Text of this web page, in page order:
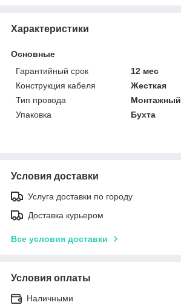
Характеристики
Основные
Гарантийный срок
12 мес
Конструкция кабеля
Жесткая
Тип провода
Монтажный
Упаковка
Бухта
Условия доставки
Услуга доставки по городу
Доставка курьером
Все условия доставки
Условия оплаты
Наличными